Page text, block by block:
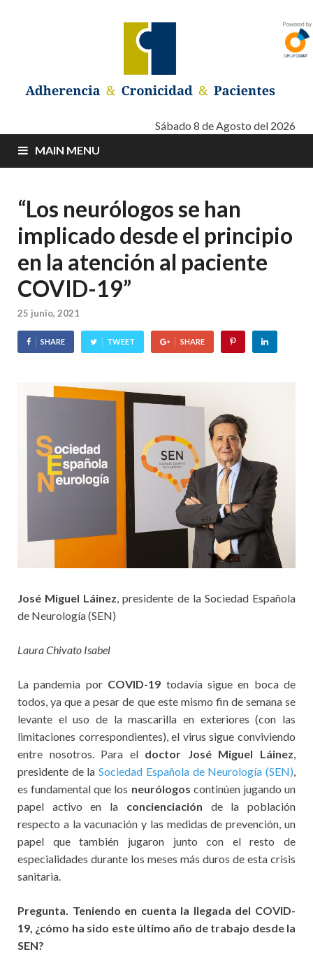
Adherencia –
Cronicidad –
Pacientes
Adherencia – Cronicidad – PacientesSábado 8 de Agosto del 2026
MAIN MENU
“Los neurólogos se han
implicado desde el principio
en la atención al paciente
COVID-19”
25 junio, 2021
SHARE TWEET SHARE
José Miguel Láinez , presidente de la Sociedad Española
de Neurología (SEN)
Laura Chivato Isabel
La pandemia por COVID-19 todavía sigue en boca de
todos, ya que a pesar de que este mismo fin de semana se
levante el uso de la mascarilla en exteriores (con las
limitaciones correspondientes), el virus sigue conviviendo
entre nosotros. Para el doctor José Miguel Láinez
presidente de laSociedad Española de Neurología (SEN)
es fundamental que los neurólogos continúen jugando un
papel activo en la concienciación de la población
respecto a la vacunación y las medidas de prevención, un
papel que también jugaron junto con el resto de
especialidades durante los meses más duros de esta crisis
sanitaria.
Pregunta. Teniendo en cuenta la llegada del COVID-
19, ¿cómo ha sido este último año de trabajo desde la
SEN?